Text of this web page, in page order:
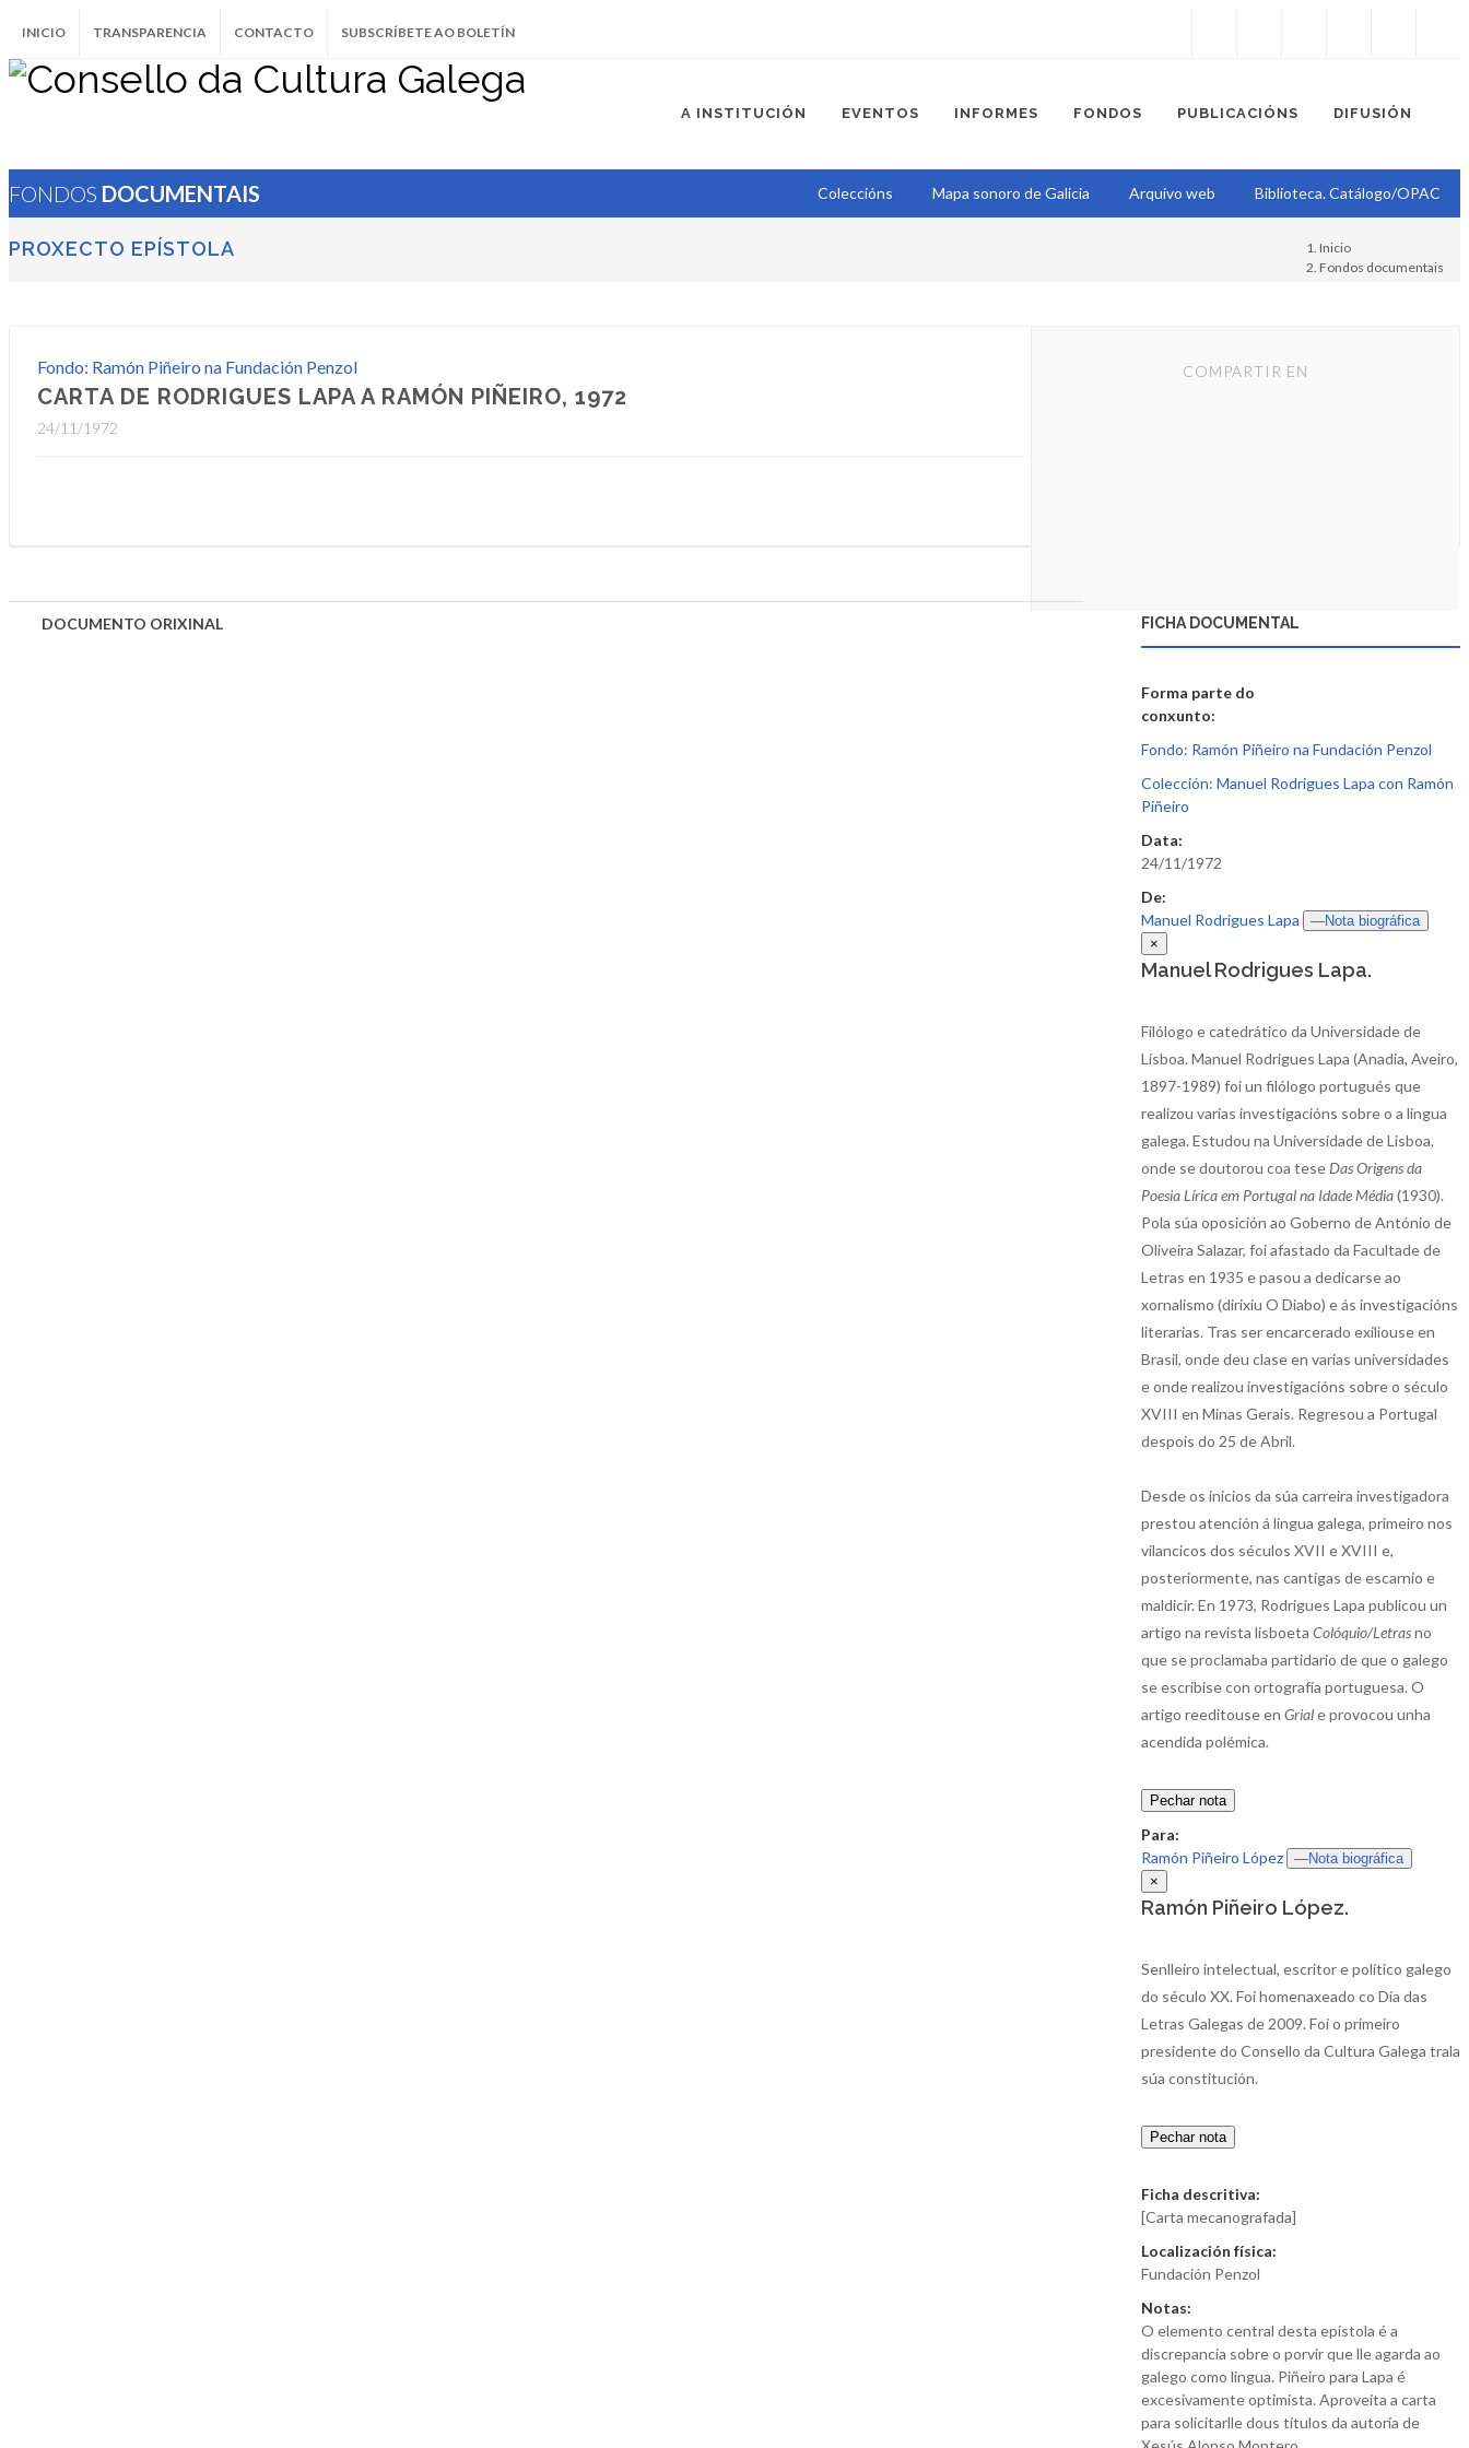
INICIO TRANSPARENCIA CONTACTO SUBSCRÍBETE AO BOLETÍN
A INSTITUCIÓN EVENTOS INFORMES FONDOS PUBLICACIÓNS DIFUSIÓN
FONDOS DOCUMENTAIS Coleccións Mapa sonoro de Galicia Arquivo web Biblioteca. Catálogo/OPAC
PROXECTO EPÍSTOLA
Inicio
Fondos documentais
Fondo: Ramón Piñeiro na Fundación Penzol
CARTA DE RODRIGUES LAPA A RAMÓN PIÑEIRO, 1972
24/11/1972
COMPARTIR EN
DOCUMENTO ORIXINAL FICHA DOCUMENTAL
Forma parte do
conxunto:
Fondo: Ramón Piñeiro na Fundación Penzol
Colección: Manuel Rodrigues Lapa con Ramón
Piñeiro
Data:
24/11/1972
De:
Manuel Rodrigues Lapa
—Nota biográfica
×
Manuel Rodrigues Lapa.
Filólogo e catedrático da Universidade de
Lisboa. Manuel Rodrigues Lapa (Anadia, Aveiro,
1897-1989) foi un filólogo portugués que
realizou varias investigacións sobre o a lingua
galega. Estudou na Universidade de Lisboa,
onde se doutorou coa tese Das Origens da
Poesia Lírica em Portugal na Idade Média(1930).
Pola súa oposición ao Goberno de António de
Oliveira Salazar, foi afastado da Facultade de
Letras en 1935 e pasou a dedicarse ao
xornalismo (dirixiu O Diabo) e ás investigacións
literarias. Tras ser encarcerado exiliouse en
Brasil, onde deu clase en varias universidades
e onde realizou investigacións sobre o século
XVIII en Minas Gerais. Regresou a Portugal
despois do 25 de Abril.
Desde os inicios da súa carreira investigadora
prestou atención á lingua galega, primeiro nos
vilancicos dos séculos XVII e XVIII e,
posteriormente, nas cantigas de escarnio e
maldicir. En 1973, Rodrigues Lapa publicou un
artigo na revista lisboeta Colóquio/Letrasno
que se proclamaba partidario de que o galego
se escribise con ortografía portuguesa. O
artigo reeditouse en Griale provocou unha
acendida polémica.
Pechar nota
Para:
Ramón Piñeiro López
—Nota biográfica
×
Ramón Piñeiro López.
Senlleiro intelectual, escritor e político galego
do século XX. Foi homenaxeado co Día das
Letras Galegas de 2009. Foi o primeiro
presidente do Consello da Cultura Galega trala
súa constitución.
Pechar nota
Ficha descritiva:
[Carta mecanografada]
Localización física:
Fundación Penzol
Notas:
O elemento central desta epístola é a
discrepancia sobre o porvir que lle agarda ao
galego como lingua. Piñeiro para Lapa é
excesivamente optimista. Aproveita a carta
para solicitarlle dous títulos da autoría de